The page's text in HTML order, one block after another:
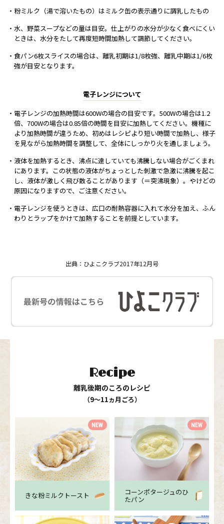
・粉ミルク（湯で溶いたもの）はミルク缶の表示通りに調乳したもの
・水、野菜スープなどの量は目安。仕上がりの水分が少なく食べにくい
ときは、水分をたして再度短時間加熱して調節してください。
・食パン6枚スライスの場合は、離乳初期は1/8枚強、離乳中期は1/6枚
強が目安となります。
電子レンジについて
・電子レンジの加熱時間は600Wの場合の目安です。500Wの場合は1.2
倍、700Wの場合は0.85倍の時間を目安に加熱してください。機種に
より加熱時間が違うため、初めはレシピより短い時間で加熱し、様子
を見ながら加熱時間を調整して、全体にしっかり火を通しましょう。
・液体を加熱するとき、沸点に達していても沸騰しない場合がごくまれ
にあります。この状態の液体がちょっとした刺激で急激に沸騰を起こ
し、液体が激しく飛び散ることがあります（＝突沸現象）。やけどの
原因になりますので、ご注意ください。
・電子レンジを使うときは、広口の耐熱容器に入れて水分を加え、ふん
わりとラップをかけて加熱することを前提としています。
出典：ひよこクラブ2017年12月号
Recipe
離乳後期のころのレシピ
（9〜11ヵ月ごろ）
きな粉ミルクトースト コーンポタージュのひ
たパン